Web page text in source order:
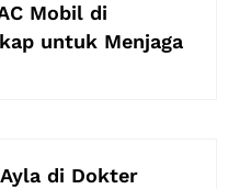
Mobil di
untuk Menjaga
di Dokter